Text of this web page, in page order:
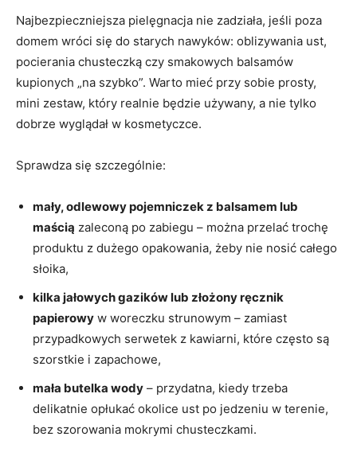
Najbezpieczniejsza pielęgnacja nie zadziała, jeśli poza
domem wróci się do starych nawyków: oblizywania ust,
pocierania chusteczką czy smakowych balsamów
kupionych „na szybko”. Warto mieć przy sobie prosty,
mini zestaw, który realnie będzie używany, a nie tylko
dobrze wyglądał w kosmetyczce.
Sprawdza się szczególnie:
mały, odlewowy pojemniczek z balsamem lub
maścią zaleconą po zabiegu – można przelać trochę
produktu z dużego opakowania, żeby nie nosić całego
słoika,
kilka jałowych gazików lub złożony ręcznik
papierowy w woreczku strunowym – zamiast
przypadkowych serwetek z kawiarni, które często są
szorstkie i zapachowe,
mała butelka wody – przydatna, kiedy trzeba
delikatnie opłukać okolice ust po jedzeniu w terenie,
bez szorowania mokrymi chusteczkami.